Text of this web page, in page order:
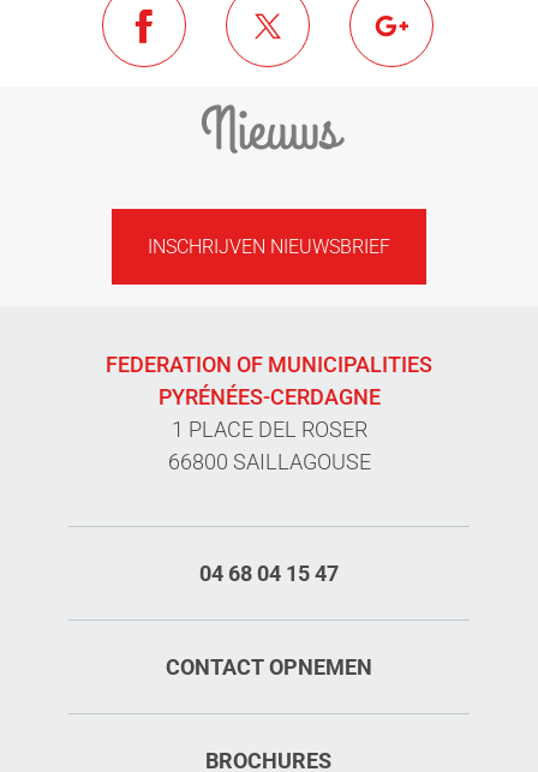
Nieuws
INSCHRIJVEN NIEUWSBRIEF
FEDERATION OF MUNICIPALITIES
PYRÉNÉES-CERDAGNE
1 PLACE DEL ROSER
66800 SAILLAGOUSE
04 68 04 15 47
CONTACT OPNEMEN
BROCHURES